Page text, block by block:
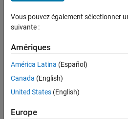
Asymptotic Single Risk Factor Model
Capital
Concentration Indices
Estimate Transition Probabilities
Determine Credit Quality Thresholds
from Bonds.
How useful was this
Vous pouvez également sélectionner
suivante :
Amériques
América Latina (Español)
Canada (English)
United States (English)
Europe